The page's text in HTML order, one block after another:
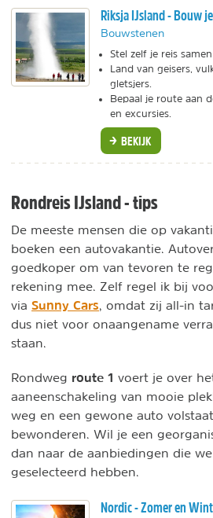
Riksja IJsland - Bouw
Bouwstenen
Stel zelf je reis
Land van geisers,
gletsjers.
Bepaal je route aan
en excursies.
BEKIJK
Rondreis IJsland - tips
De meeste mensen die op
boeken een autovakantie.
goedkoper om van tevoren te
rekening mee. Zelf regel ik bij
via Sunny Cars , omdat zij all-in
dus niet voor onaangename
staan.
Rondweg route 1 voert je over
aaneenschakeling van mooie
weg en een gewone auto
bewonderen. Wil je een
dan naar de aanbiedingen die
geselecteerd hebben.
Nordic - Zomer en